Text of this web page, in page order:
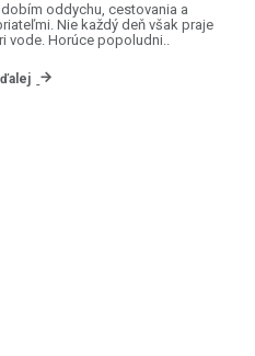
oddychu, cestovania a
Nie každý deň však praje
vode. Horúce popoludni..